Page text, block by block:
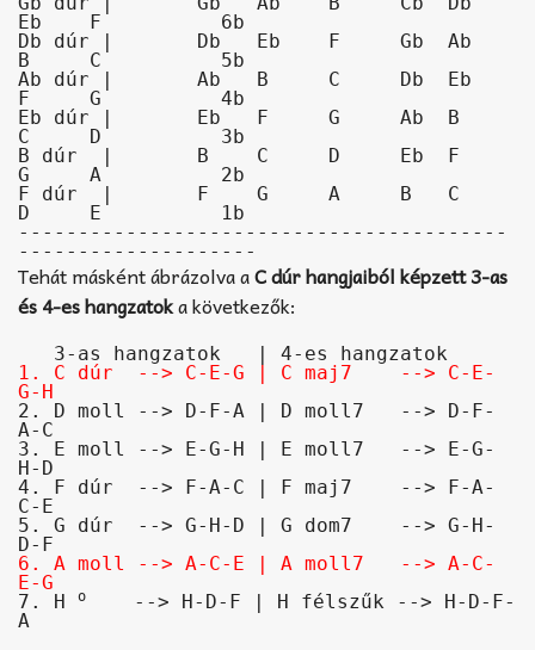
Eb    F          6b
Db dúr |       Db   Eb    F     Gb  Ab
B     C          5b
Ab dúr |       Ab   B     C     Db  Eb
F     G          4b
Eb dúr |       Eb   F     G     Ab  B
C     D          3b
B dúr  |       B    C     D     Eb  F
G     A          2b
F dúr  |       F    G     A     B   C
D     E          1b
-----------------------------------------
Tehát másként ábrázolva aC dúr hangjaiból képzett 3-as
és 4-es hangzatoka következők:
1. C dúr  --> C-E-G | C maj7    --> C-E-
G-H
2. D moll --> D-F-A | D moll7   --> D-F-
A-C
3. E moll --> E-G-H | E moll7   --> E-G-
H-D
4. F dúr  --> F-A-C | F maj7    --> F-A-
C-E
5. G dúr  --> G-H-D | G dom7    --> G-H-
6. A moll --> A-C-E | A moll7   --> A-C-
E-G
7. H
o
    --> H-D-F | H félszűk --> H-D-F-